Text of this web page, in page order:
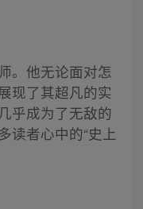
。他无论面对怎
现了其超凡的实
乎成为了无敌的
读者心中的“史上